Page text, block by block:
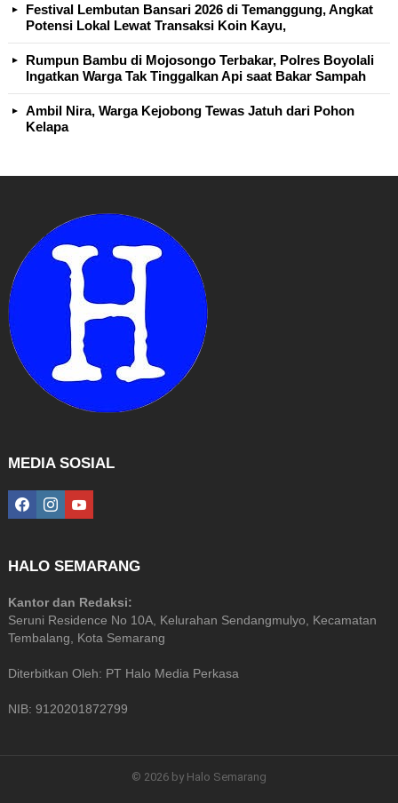
Festival Lembutan Bansari 2026 di Temanggung, Angkat
Potensi Lokal Lewat Transaksi Koin Kayu,
Rumpun Bambu di Mojosongo Terbakar, Polres Boyolali
Ingatkan Warga Tak Tinggalkan Api saat Bakar Sampah
Ambil Nira, Warga Kejobong Tewas Jatuh dari Pohon
Kelapa
MEDIA SOSIAL
facebookinstagramyoutube
HALO SEMARANG
Kantor dan Redaksi:
Seruni Residence No 10A, Kelurahan Sendangmulyo, Kecamatan
Tembalang, Kota Semarang
Diterbitkan Oleh: PT Halo Media Perkasa
NIB: 9120201872799
© 2026 by Halo Semarang